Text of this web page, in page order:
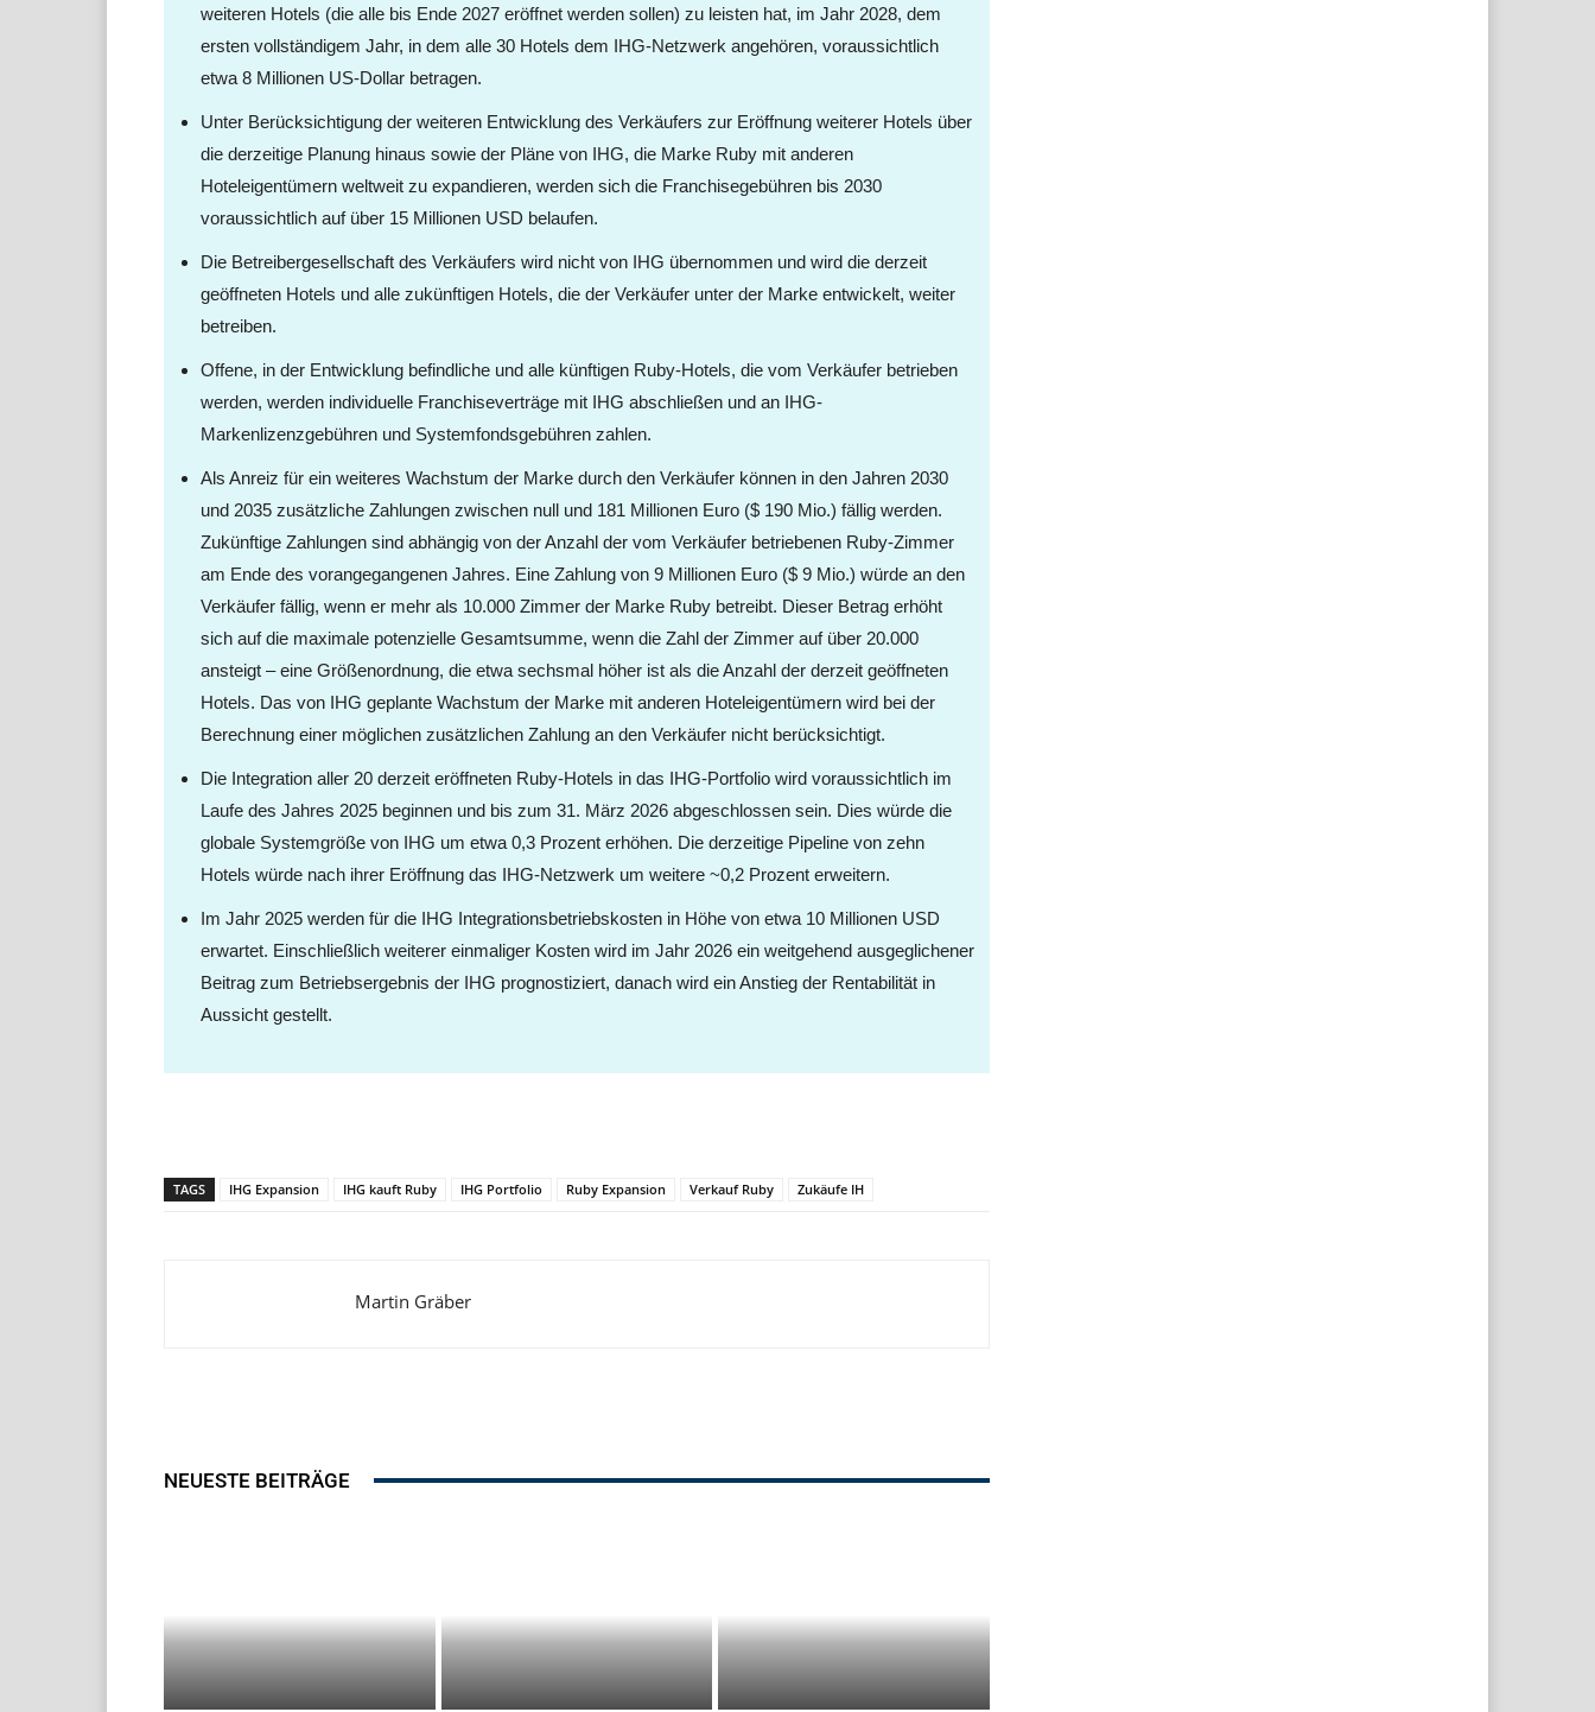
weiteren Hotels (die alle bis Ende 2027 eröffnet werden sollen) zu leisten hat, im Jahr 2028, dem
ersten vollständigem Jahr, in dem alle 30 Hotels dem IHG-Netzwerk angehören, voraussichtlich
etwa 8 Millionen US-Dollar betragen.
Unter Berücksichtigung der weiteren Entwicklung des Verkäufers zur Eröffnung weiterer Hotels über
die derzeitige Planung hinaus sowie der Pläne von IHG, die Marke Ruby mit anderen
Hoteleigentümern weltweit zu expandieren, werden sich die Franchisegebühren bis 2030
voraussichtlich auf über 15 Millionen USD belaufen.
Die Betreibergesellschaft des Verkäufers wird nicht von IHG übernommen und wird die derzeit
geöffneten Hotels und alle zukünftigen Hotels, die der Verkäufer unter der Marke entwickelt, weiter
betreiben.
Offene, in der Entwicklung befindliche und alle künftigen Ruby-Hotels, die vom Verkäufer betrieben
werden, werden individuelle Franchiseverträge mit IHG abschließen und an IHG-
Markenlizenzgebühren und Systemfondsgebühren zahlen.
Als Anreiz für ein weiteres Wachstum der Marke durch den Verkäufer können in den Jahren 2030
und 2035 zusätzliche Zahlungen zwischen null und 181 Millionen Euro ($ 190 Mio.) fällig werden.
Zukünftige Zahlungen sind abhängig von der Anzahl der vom Verkäufer betriebenen Ruby-Zimmer
am Ende des vorangegangenen Jahres. Eine Zahlung von 9 Millionen Euro ($ 9 Mio.) würde an den
Verkäufer fällig, wenn er mehr als 10.000 Zimmer der Marke Ruby betreibt. Dieser Betrag erhöht
sich auf die maximale potenzielle Gesamtsumme, wenn die Zahl der Zimmer auf über 20.000
ansteigt – eine Größenordnung, die etwa sechsmal höher ist als die Anzahl der derzeit geöffneten
Hotels. Das von IHG geplante Wachstum der Marke mit anderen Hoteleigentümern wird bei der
Berechnung einer möglichen zusätzlichen Zahlung an den Verkäufer nicht berücksichtigt.
Die Integration aller 20 derzeit eröffneten Ruby-Hotels in das IHG-Portfolio wird voraussichtlich im
Laufe des Jahres 2025 beginnen und bis zum 31. März 2026 abgeschlossen sein. Dies würde die
globale Systemgröße von IHG um etwa 0,3 Prozent erhöhen. Die derzeitige Pipeline von zehn
Hotels würde nach ihrer Eröffnung das IHG-Netzwerk um weitere ~0,2 Prozent erweitern.
Im Jahr 2025 werden für die IHG Integrationsbetriebskosten in Höhe von etwa 10 Millionen USD
erwartet. Einschließlich weiterer einmaliger Kosten wird im Jahr 2026 ein weitgehend ausgeglichener
Beitrag zum Betriebsergebnis der IHG prognostiziert, danach wird ein Anstieg der Rentabilität in
Aussicht gestellt.
TAGS IHG Expansion IHG kauft Ruby IHG Portfolio Ruby Expansion Verkauf Ruby Zukäufe IH
Martin Gräber
NEUESTE BEITRÄGE